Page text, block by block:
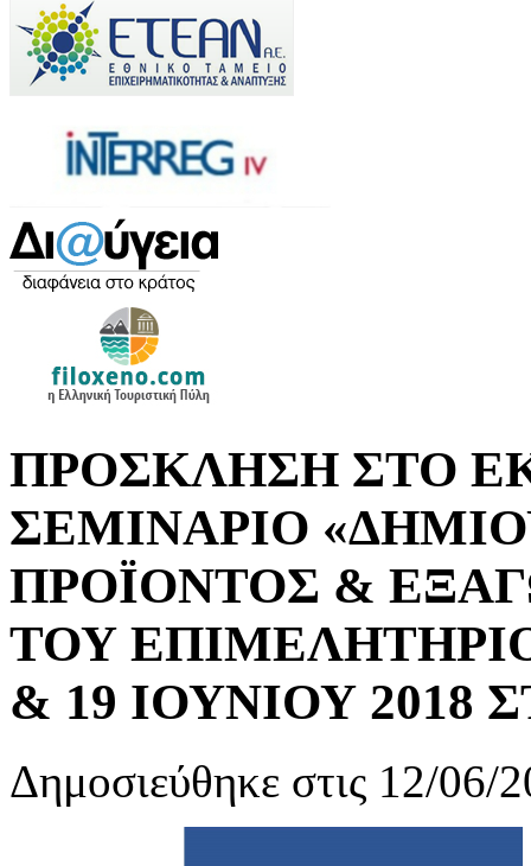
ΠΡΟΣΚΛΗΣΗ ΣΤΟ
ΣΕΜΙΝΑΡΙΟ
ΠΡΟΪΟΝΤΟΣ &
ΤΟΥ
& 19 ΙΟΥΝΙΟΥ 2018
Δημοσιεύθηκε στις 12/06/